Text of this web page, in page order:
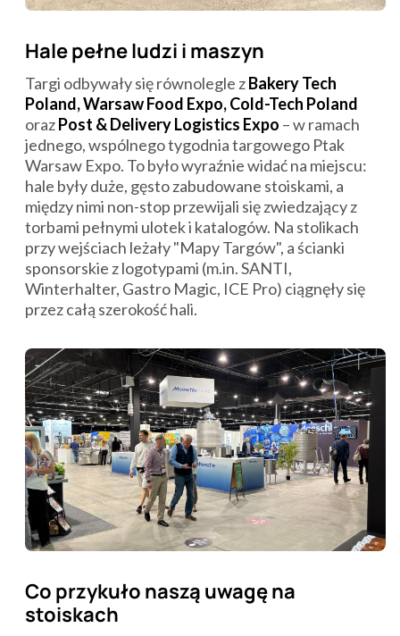
Hale pełne ludzi i maszyn
Targi odbywały się równolegle zBakery Tech
Poland, Warsaw Food Expo, Cold-Tech Poland
orazPost & Delivery Logistics Expo – w ramach
jednego, wspólnego tygodnia targowego Ptak
Warsaw Expo. To było wyraźnie widać na miejscu:
hale były duże, gęsto zabudowane stoiskami, a
między nimi non-stop przewijali się zwiedzający z
torbami pełnymi ulotek i katalogów. Na stolikach
przy wejściach leżały "Mapy Targów", a ścianki
sponsorskie z logotypami (m.in. SANTI,
Winterhalter, Gastro Magic, ICE Pro) ciągnęły się
przez całą szerokość hali.
Co przykuło naszą uwagę na
stoiskach